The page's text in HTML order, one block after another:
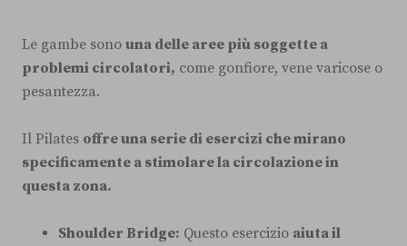
Le gambe sono una delle aree più soggette a
problemi circolatori, come gonfiore, vene varicose o
pesantezza.
Il Pilates offre una serie di esercizi che mirano
specificamente a stimolare la circolazione in
questa zona.
Shoulder Bridge: Questo esercizio aiuta il